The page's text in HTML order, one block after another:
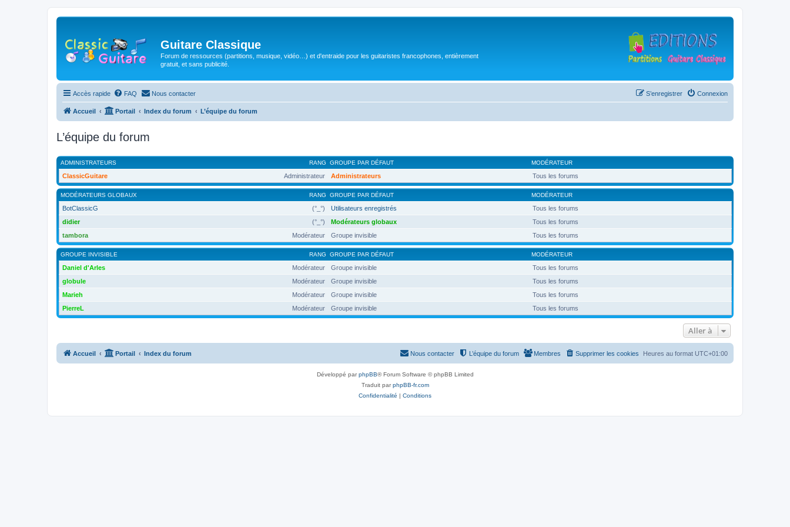
Guitare Classique
Forum de ressources (partitions, musique, vidéo…) et d'entraide pour les guitaristes francophones, entièrement
gratuit, et sans publicité.
Accès rapide FAQ Nous contacter Connexion
S’enregistrer
Accueil Portail Index du forum L’équipe du forum
L’équipe du forum
RANG
ADMINISTRATEURS GROUPE PAR DÉFAUT MODÉRATEUR
Administrateur
ClassicGuitare Administrateurs Tous les forums
RANG
MODÉRATEURS GLOBAUX GROUPE PAR DÉFAUT MODÉRATEUR
(°_°)
BotClassicG Utilisateurs enregistrés
Tous les forums
(°_°)
didier Modérateurs globaux
Tous les forums
Modérateur
tambora Groupe invisible Tous les forums
RANG
GROUPE INVISIBLE GROUPE PAR DÉFAUT MODÉRATEUR
Modérateur
Daniel d'Arles Groupe invisible
Tous les forums
Modérateur
globule Groupe invisible
Tous les forums
Modérateur
Marieh Groupe invisible
Tous les forums
Modérateur
PierreL Groupe invisible Tous les forums
Aller à
Accueil Portail Index du forum Heures au format UTC+01:00
Supprimer les cookies
Membres
L’équipe du forum
Nous contacter
Développé parphpBB® Forum Software © phpBB Limited
Traduit parphpBB-fr.com
Confidentialité | Conditions